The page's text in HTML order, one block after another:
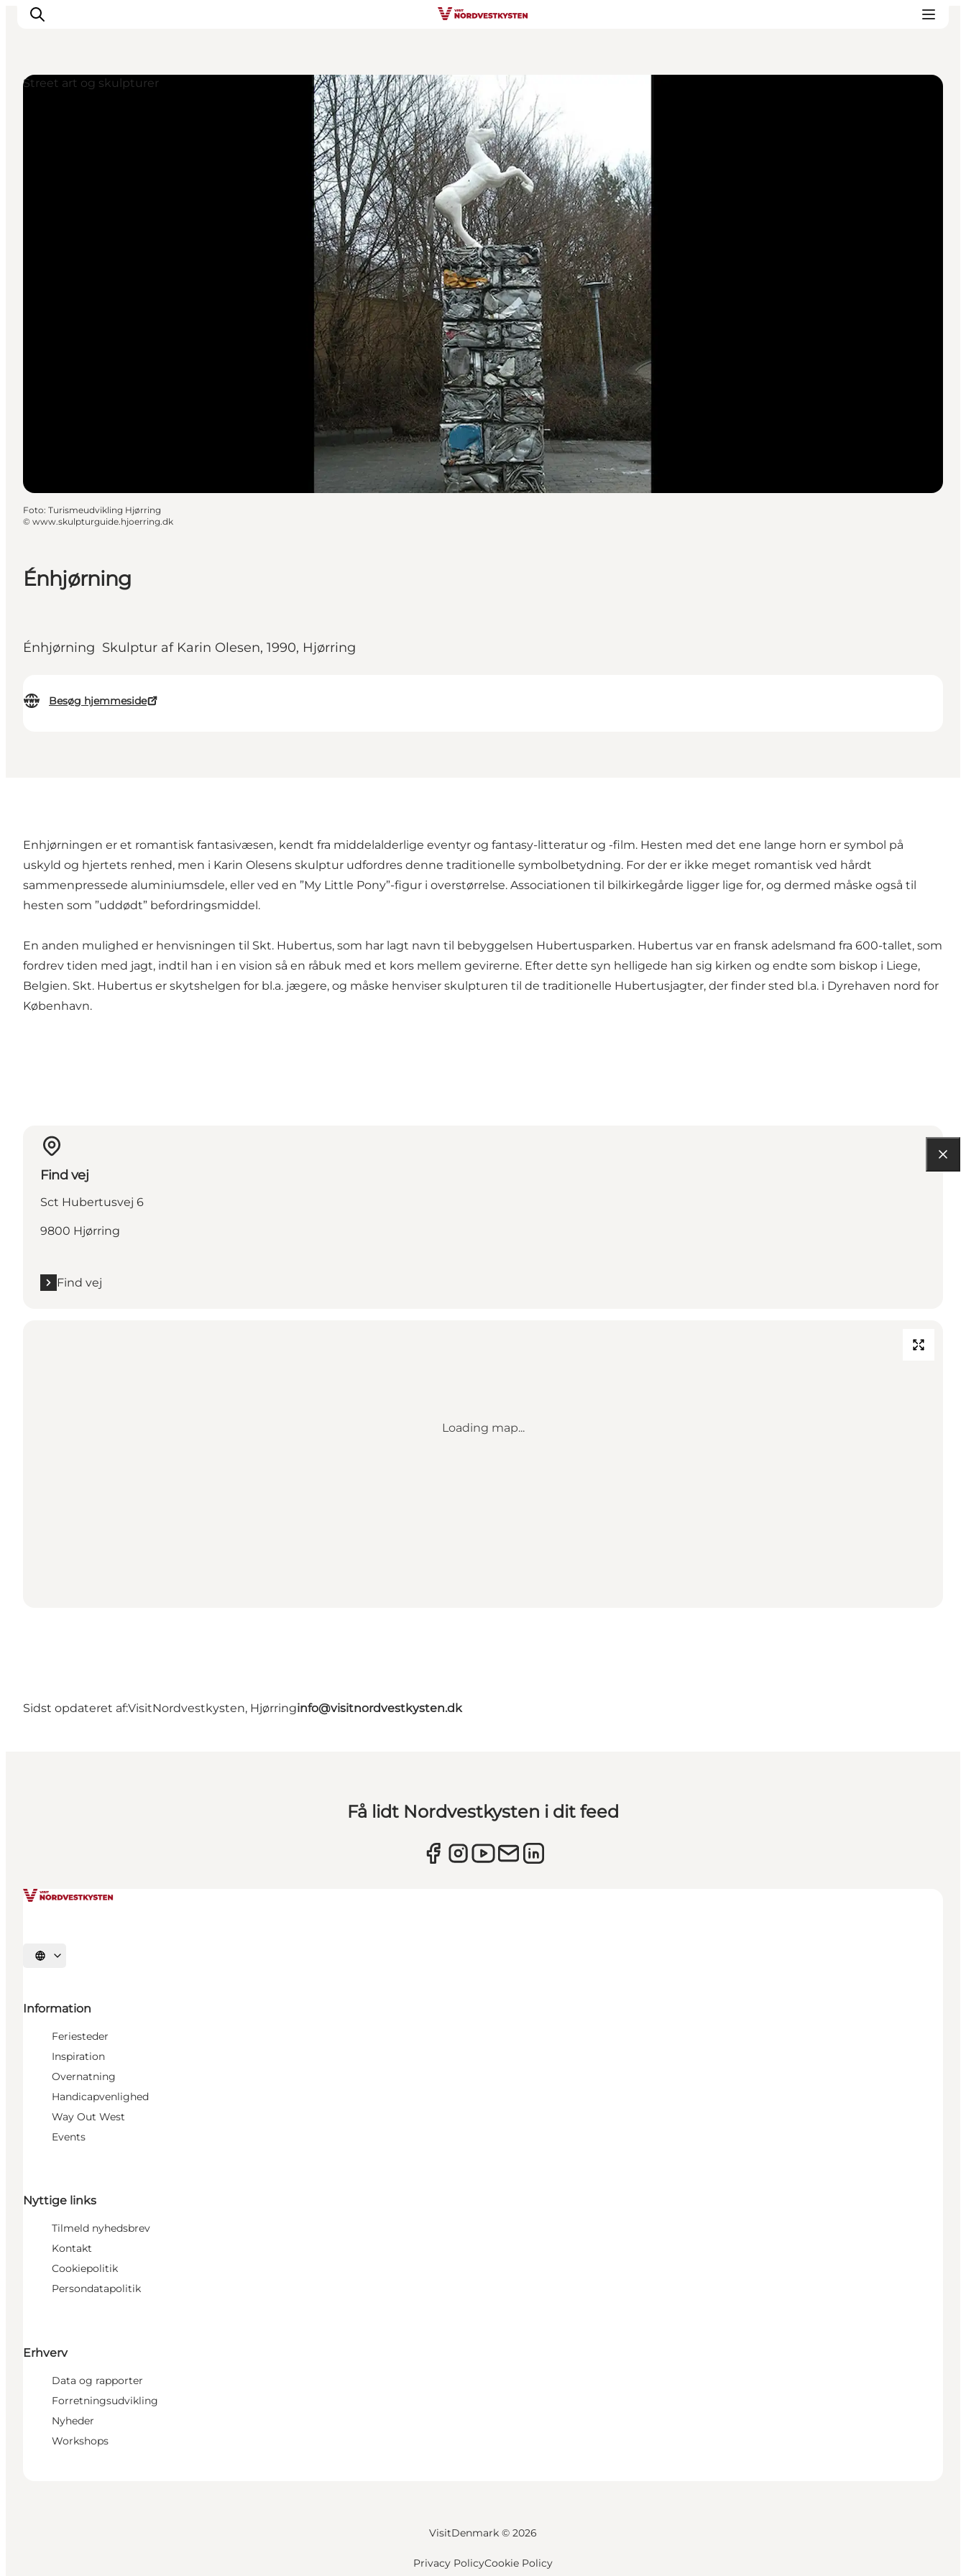
Énhjørning
Énhjørning Skulptur af Karin Olesen, 1990, Hjørring
Besøg hjemmeside
Street art og skulpturer
Foto: Turismeudvikling Hjørring
© www.skulpturguide.hjoerring.dk
Enhjørningen er et romantisk fantasivæsen, kendt fra middelalderlige eventyr og fantasy-litteratur og -film. Hesten med det ene lange horn er symbol på
uskyld og hjertets renhed, men i Karin Olesens skulptur udfordres denne traditionelle symbolbetydning. For der er ikke meget romantisk ved hårdt
sammenpressede aluminiumsdele, eller ved en ”My Little Pony”-figur i overstørrelse. Associationen til bilkirkegårde ligger lige for, og dermed måske også til
hesten som ”uddødt” befordringsmiddel.
En anden mulighed er henvisningen til Skt. Hubertus, som har lagt navn til bebyggelsen Hubertusparken. Hubertus var en fransk adelsmand fra 600-tallet, som
fordrev tiden med jagt, indtil han i en vision så en råbuk med et kors mellem gevirerne. Efter dette syn helligede han sig kirken og endte som biskop i Liege,
Belgien. Skt. Hubertus er skytshelgen for bl.a. jægere, og måske henviser skulpturen til de traditionelle Hubertusjagter, der finder sted bl.a. i Dyrehaven nord for
København.
Find vej
Sct Hubertusvej 6
9800 Hjørring
Find vej
Loading map...
Sidst opdateret af:VisitNordvestkysten, Hjørringinfo@visitnordvestkysten.dk
Få lidt Nordvestkysten i dit feed
Vælg sprog
Information
Feriesteder
Inspiration
Overnatning
Handicapvenlighed
Way Out West
Events
Nyttige links
Tilmeld nyhedsbrev
Kontakt
Cookiepolitik
Persondatapolitik
Erhverv
Data og rapporter
Forretningsudvikling
Nyheder
Workshops
VisitDenmark © 2026
Privacy PolicyCookie Policy